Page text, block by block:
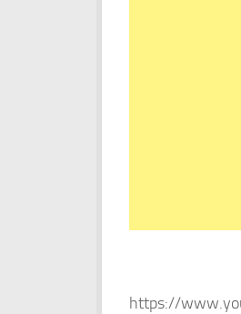
https://